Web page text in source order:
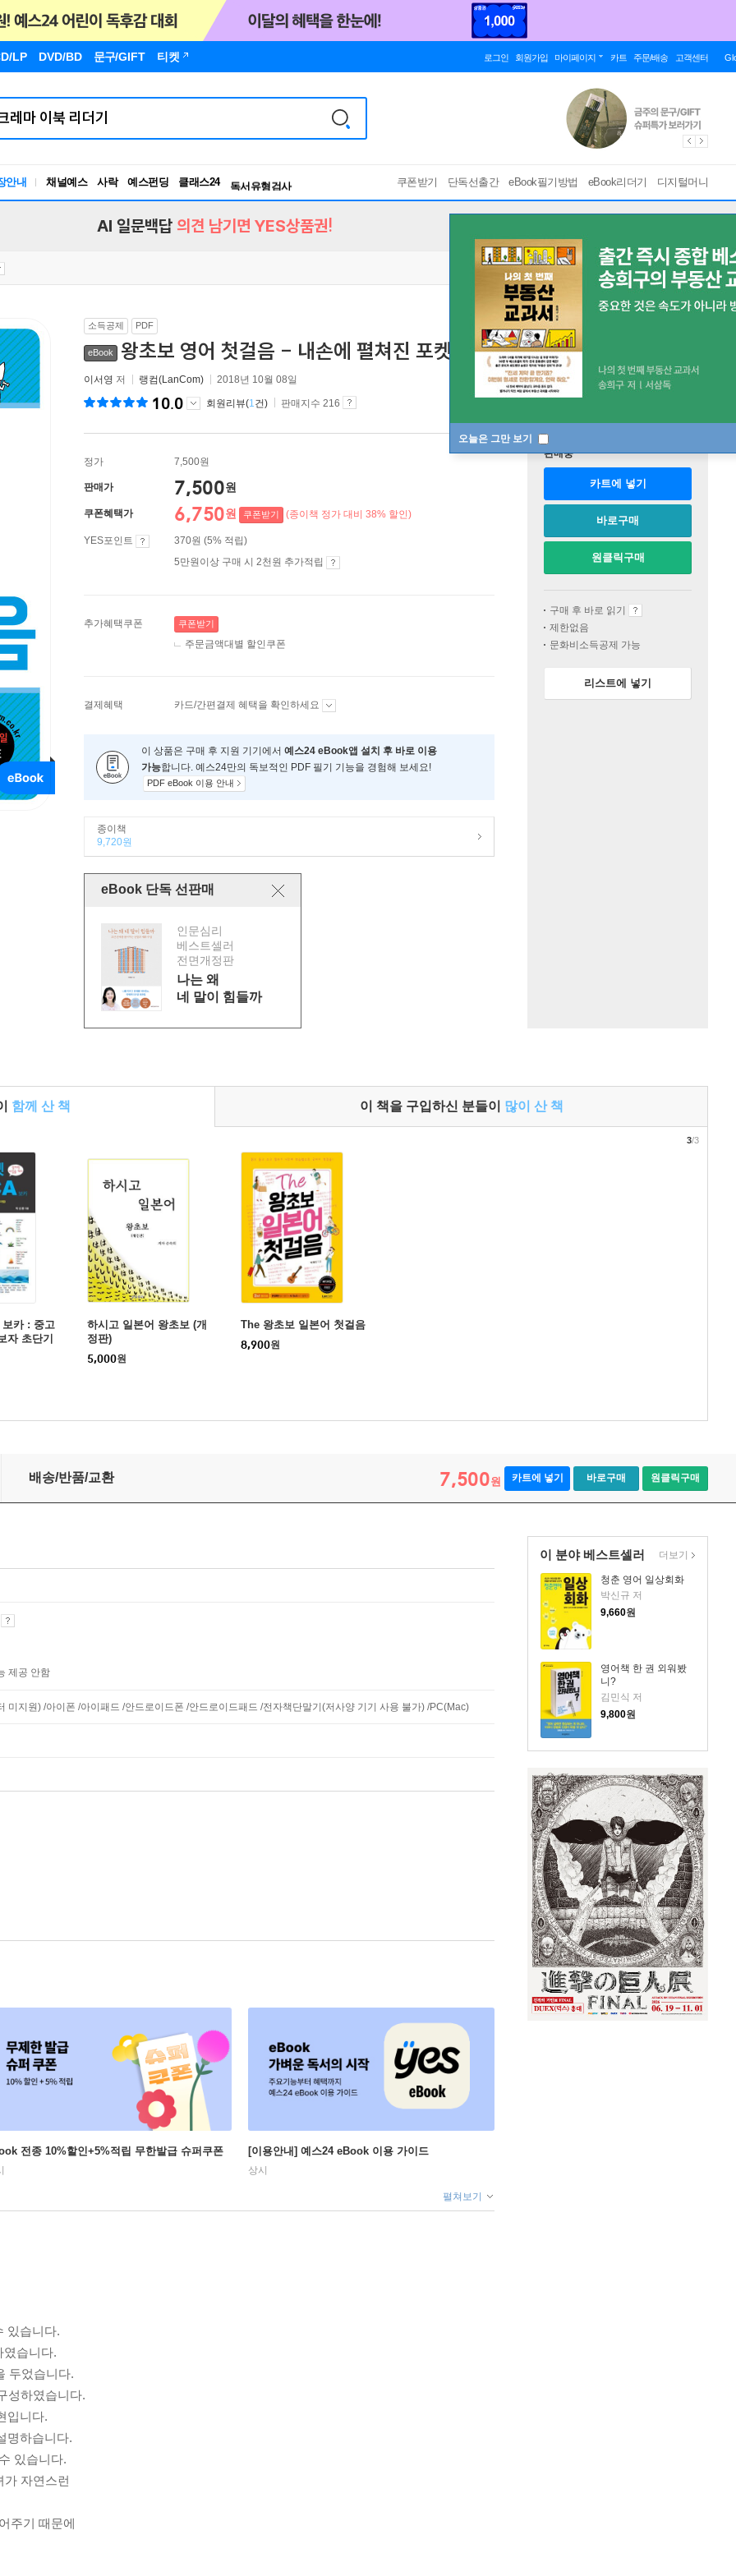
LP DVD/BD 문구/GIFT 티켓 로그인 회원가입 마이페이지 카트 주문/배송 고객센터
안내 채널예스 사락 예스펀딩 클래스24
독서유형검사
RBTI Lab
쿠폰받기 단독선출간 eBook필기방법 eBook리더기 디지털머니
오늘은 그만 보기
AI 일문백답 의견 남기면 YES상품권!
소득공제 PDF
eBook 왕초보 영어 첫걸음 - 내손에 펼쳐진 포켓북 [ PDF ]
이서영 저 랭컴(LanCom) 2018년 10월 08일
10.0 회원리뷰(1건) 판매지수 216
정가 7,500원
판매가 7,500원
쿠폰혜택가 6,750원 쿠폰받기 (종이책 정가 대비 38% 할인)
YES포인트
370원 (5% 적립)
5만원이상 구매 시 2천원 추가적립
추가혜택쿠폰 쿠폰받기
주문금액대별 할인쿠폰
결제혜택 카드/간편결제 혜택을 확인하세요
이 상품은 구매 후 지원 기기에서 예스24 eBook앱 설치 후 바로 이용
가능합니다. 예스24만의 독보적인 PDF 필기 기능을 경험해 보세요!
PDF eBook 이용 안내
종이책
9,720원
eBook 단독 선판매
인문심리
베스트셀러
전면개정판
나는 왜
네 말이 힘들까
판매중
카트에 넣기
바로구매
원클릭구매
구매 후 바로 읽기
제한없음
문화비소득공제 가능
리스트에 넣기
함께 산 책 이 책을 구입하신 분들이 많이 산 책
카 : 중고
자 초단기
하시고 일본어 왕초보 (개
정판)
5,000원
The 왕초보 일본어 첫걸음
8,900원
3/3
배송/반품/교환 7,500원 카트에 넣기 바로구매 원클릭구매
이 분야 베스트셀러
청춘 영어 일상회화
박신규 저
9,660원
영어책 한 권 외워봤
니?
김민식 저
9,800원
더보기
제공 안함
미지원) /아이폰 /아이패드 /안드로이드폰 /안드로이드패드 /전자책단말기(저사양 기기 사용 불가) /PC(Mac)
전종 10%할인+5%적립 무한발급 슈퍼쿠폰 [이용안내] 예스24 eBook 이용 가이드
상시
펼쳐보기
있습니다.
습니다.
두었습니다.
성하였습니다.
입니다.
명하습니다.
있습니다.
자연스런
주기 때문에